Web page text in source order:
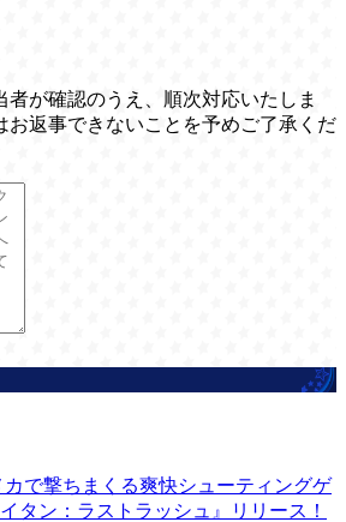
者が確認のうえ、順次対応いたしま
お返事できないことを予めご了承くだ
カで撃ちまくる爽快シューティングゲ
タン：ラストラッシュ』リリース！